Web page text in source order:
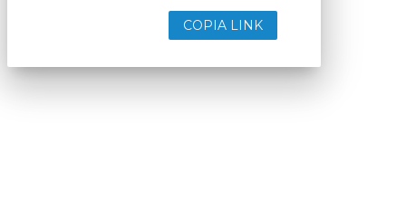
COPIA LINK